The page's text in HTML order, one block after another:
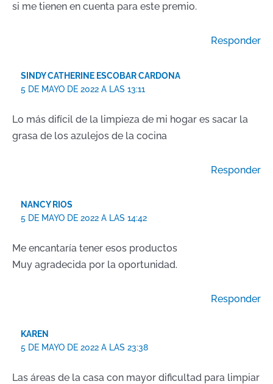
si me tienen en cuenta para este premio.
Responder
SINDY CATHERINE ESCOBAR CARDONA
5 DE MAYO DE 2022 A LAS 13:11
Lo más difícil de la limpieza de mi hogar es sacar la
grasa de los azulejos de la cocina
Responder
NANCY RIOS
5 DE MAYO DE 2022 A LAS 14:42
Me encantaría tener esos productos
Muy agradecida por la oportunidad.
Responder
KAREN
5 DE MAYO DE 2022 A LAS 23:38
Las áreas de la casa con mayor dificultad para limpiar